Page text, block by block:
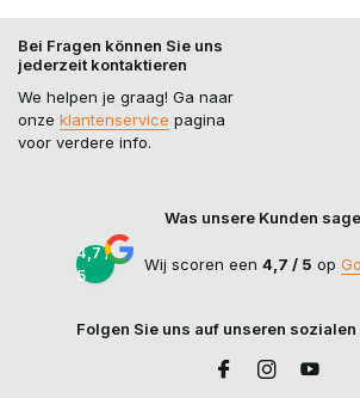
Bei Fragen können Sie uns
jederzeit kontaktieren
We helpen je graag! Ga naar
onze klantenservice pagina
voor verdere info.
Was unsere Kunden
4,7 /
5
Wij scoren een 4,7 / 5 op
Folgen Sie uns auf unseren